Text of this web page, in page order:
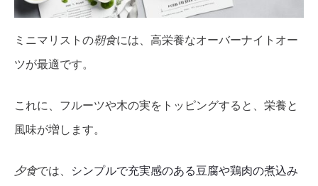
ミニマリストの朝食には、高栄養なオーバーナイトオー
ツが最適です。
これに、フルーツや木の実をトッピングすると、栄養と
風味が増します。
夕食では、 シンプルで充実感のある豆腐や鶏肉の煮込み